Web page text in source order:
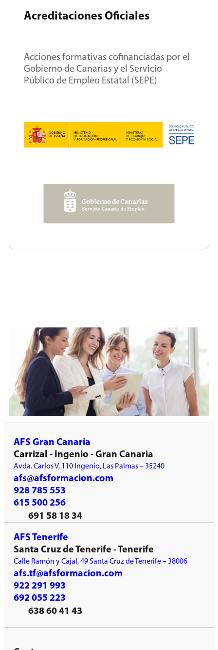
Acreditaciones Oficiales
Acciones formativas cofinanciadas por el
Gobierno de Canarias y el Servicio
Público de Empleo Estatal (SEPE)
AFS Gran Canaria
Carrizal - Ingenio - Gran Canaria
Avda. Carlos V, 110 Ingenio, Las Palmas – 35240
afs@afsformacion.com
928 785 553
615 500 256
691 58 18 34
AFS Tenerife
Santa Cruz de Tenerife - Tenerife
Calle Ramón y Cajal, 49 Santa Cruz de Tenerife – 38006
afs.tf@afsformacion.com
922 291 993
692 055 223
638 60 41 43